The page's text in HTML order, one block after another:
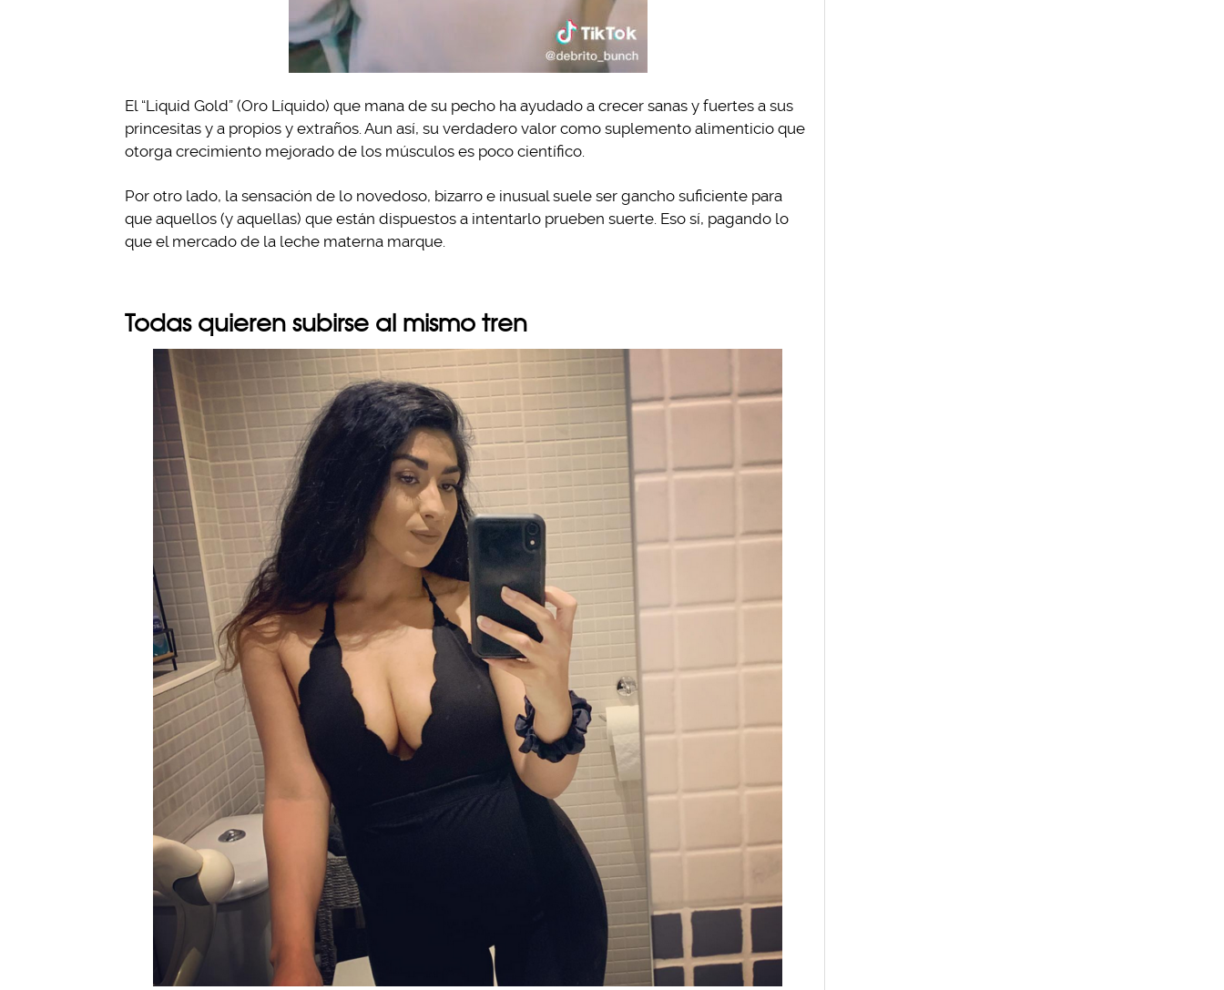
El “Liquid Gold” (Oro Líquido) que mana de su pecho ha ayudado a crecer sanas y fuertes a sus
princesitas y a propios y extraños. Aun así, su verdadero valor como suplemento alimenticio que
otorga crecimiento mejorado de los músculos es poco científico.
Por otro lado, la sensación de lo novedoso, bizarro e inusual suele ser gancho suficiente para
que aquellos (y aquellas) que están dispuestos a intentarlo prueben suerte. Eso sí, pagando lo
que el mercado de la leche materna marque.
Todas quieren subirse al mismo tren